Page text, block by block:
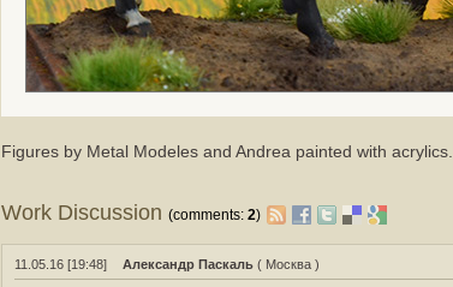
Figures by Metal Modeles and Andrea painted with acrylics.
Work Discussion(comments:2)
11.05.16 [19:48] Александр Паскаль ( Москва )